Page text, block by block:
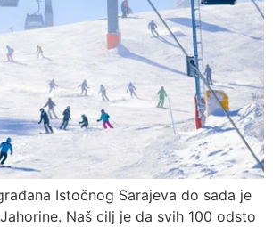
Istočnog Sarajeva do sada je
Naš cilj je da svih 100 odsto